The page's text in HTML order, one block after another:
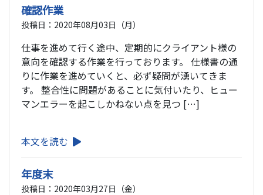
確認作業
投稿日：2020年08月03日（月）
仕事を進めて行く途中、定期的にクライアント様の
意向を確認する作業を行っております。 仕様書の通
りに作業を進めていくと、必ず疑問が湧いてきま
す。 整合性に問題があることに気付いたり、ヒュー
マンエラーを起こしかねない点を見つ […]
本文を読む
年度末
投稿日：2020年03月27日（金）